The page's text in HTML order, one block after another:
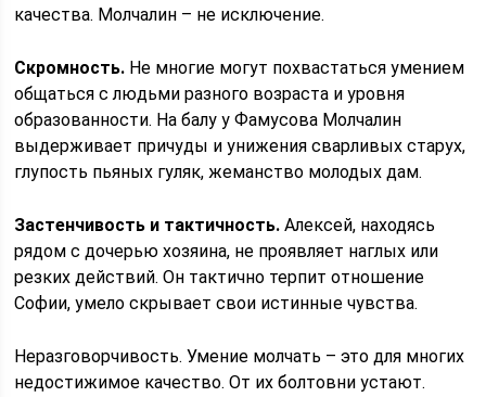
качества. Молчалин – не исключение.
Скромность. Не многие могут похвастаться умением
общаться с людьми разного возраста и уровня
образованности. На балу у Фамусова Молчалин
выдерживает причуды и унижения сварливых старух,
глупость пьяных гуляк, жеманство молодых дам.
Застенчивость и тактичность. Алексей, находясь
рядом с дочерью хозяина, не проявляет наглых или
резких действий. Он тактично терпит отношение
Софии, умело скрывает свои истинные чувства.
Неразговорчивость. Умение молчать – это для многих
недостижимое качество. От их болтовни устают.